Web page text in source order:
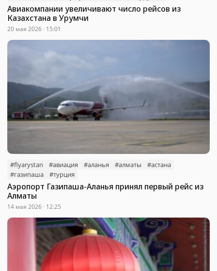
Авиакомпании увеличивают число рейсов из
Казахстана в Урумчи
20 мая 2026 · 15:01
#flyarystan #авиация #аланья #алматы
#астана
#газипаша
#турция
Аэропорт Газипаша-Аланья принял первый рейс из
Алматы
14 мая 2026 · 12:25